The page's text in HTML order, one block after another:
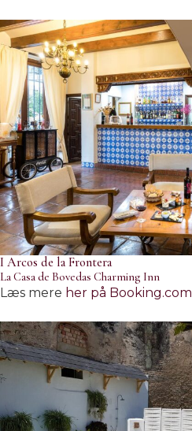
I Arcos de la Frontera
La Casa de Bovedas Charming Inn
Læs mere her på Booking.com